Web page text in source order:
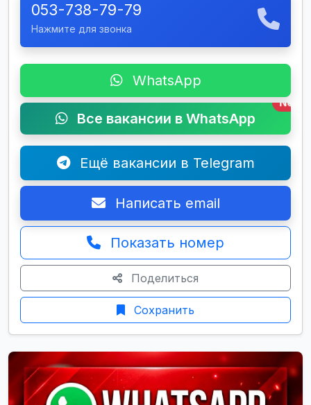
053-738-79-79
Нажмите для звонка
WhatsApp
Все вакансии в WhatsApp
New
Ещё вакансии в Telegram
Написать email
Показать номер
Поделиться
Сохранить